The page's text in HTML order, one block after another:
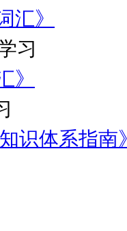
汇》
习
》
识体系指南